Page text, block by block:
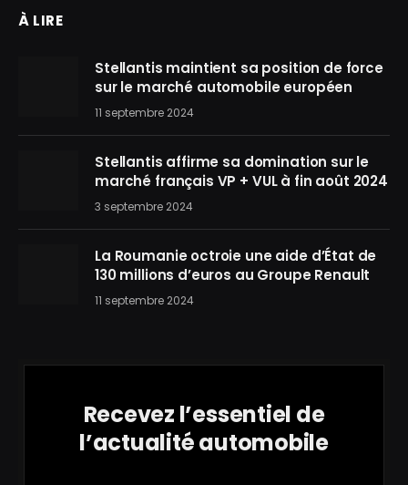
À LIRE
Stellantis maintient sa position de force
sur le marché automobile européen
11 septembre 2024
Stellantis affirme sa domination sur le
marché français VP + VUL à fin août 2024
3 septembre 2024
La Roumanie octroie une aide d’État de
130 millions d’euros au Groupe Renault
11 septembre 2024
Recevez l’essentiel de
l’actualité automobile